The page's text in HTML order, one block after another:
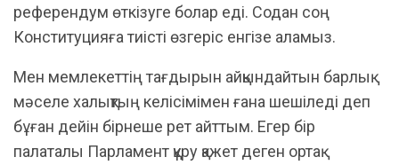
референдум өткізуге болар еді. Содан соң
Конституцияға тиісті өзгеріс енгізе аламыз.
Мен мемлекеттің тағдырын айқындайтын барлық
мәселе халықтың келісімімен ғана шешіледі деп
бұған дейін бірнеше рет айттым. Егер бір
палаталы Парламент құру қажет деген ортақ